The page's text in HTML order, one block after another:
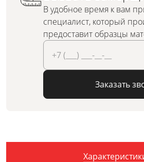
В удобное время к вам
специалист, который
предоставит образцы
Заказать